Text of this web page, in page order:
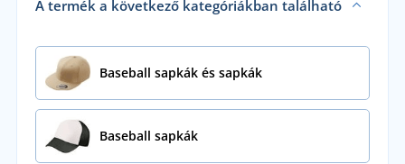
A termék a következő kategóriákban található
Baseball sapkák és sapkák
Baseball sapkák